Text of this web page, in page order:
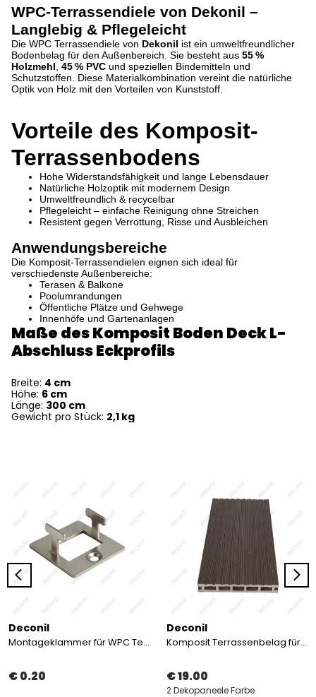
WPC-Terrassendiele von Dekonil –
Langlebig & Pflegeleicht
Die WPC Terrassendiele von Dekonil ist ein umweltfreundlicher
Bodenbelag für den Außenbereich. Sie besteht aus 55 %
Holzmehl 45 % PVC und speziellen Bindemitteln und
Schutzstoffen. Diese Materialkombination vereint die natürliche
Optik von Holz mit den Vorteilen von Kunststoff.
Vorteile des Komposit-
Terrassenbodens
Hohe Widerstandsfähigkeit und lange Lebensdauer
Natürliche Holzoptik mit modernem Design
Umweltfreundlich & recycelbar
Pflegeleicht – einfache Reinigung ohne Streichen
Resistent gegen Verrottung, Risse und Ausbleichen
Anwendungsbereiche
Die Komposit-Terrassendielen eignen sich ideal für
verschiedenste Außenbereiche:
Terasen & Balkone
Poolumrandungen
Öffentliche Plätze und Gehwege
Innenhöfe und Gartenanlagen
Maße des Komposit Boden Deck L-
Abschluss Eckprofils
Breite: 4 cm
Höhe: 6 cm
Länge: 300 cm
Gewicht pro Stück: 2,1 kg
Deconil
Montageklammer für WPC Terrassendielen
€ 0.20
Deconil
Komposit Terrassenbelag für 5 Zimmer
€ 19.00
2 Dekopaneele Farbe